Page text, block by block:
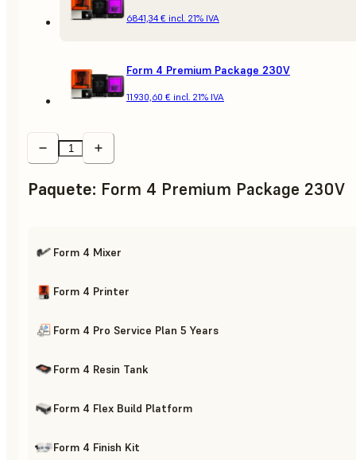
6841,34 € incl. 21% IVA
Form 4 Premium Package 230V
11.930,60 € incl. 21% IVA
Paquete: Form 4 Premium Package 230V
Form 4 Mixer
Form 4 Printer
Form 4 Pro Service Plan 5 Years
Form 4 Resin Tank
Form 4 Flex Build Platform
Form 4 Finish Kit